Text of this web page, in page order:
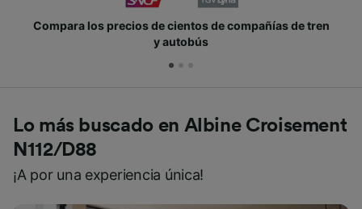
Compara los precios de cientos de compañías de tren
y autobús
Lo más buscado en Albine Croisement
N112/D88
¡A por una experiencia única!